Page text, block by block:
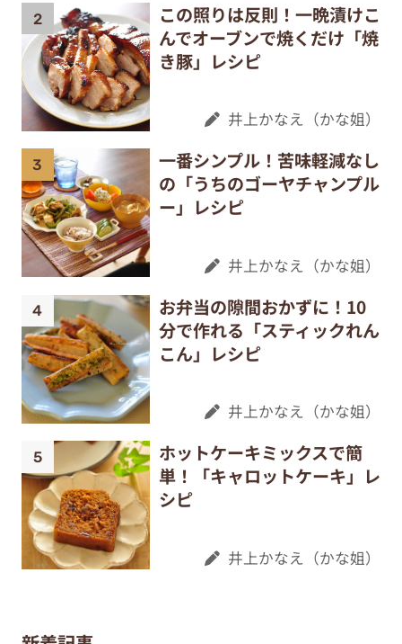
この照りは反則！一晩漬けこ
んでオーブンで焼くだけ「焼
き豚」レシピ
井上かなえ（かな姐）
一番シンプル！苦味軽減なし
の「うちのゴーヤチャンプル
ー」レシピ
井上かなえ（かな姐）
お弁当の隙間おかずに！10
分で作れる「スティックれん
こん」レシピ
井上かなえ（かな姐）
ホットケーキミックスで簡
単！「キャロットケーキ」レ
シピ
井上かなえ（かな姐）